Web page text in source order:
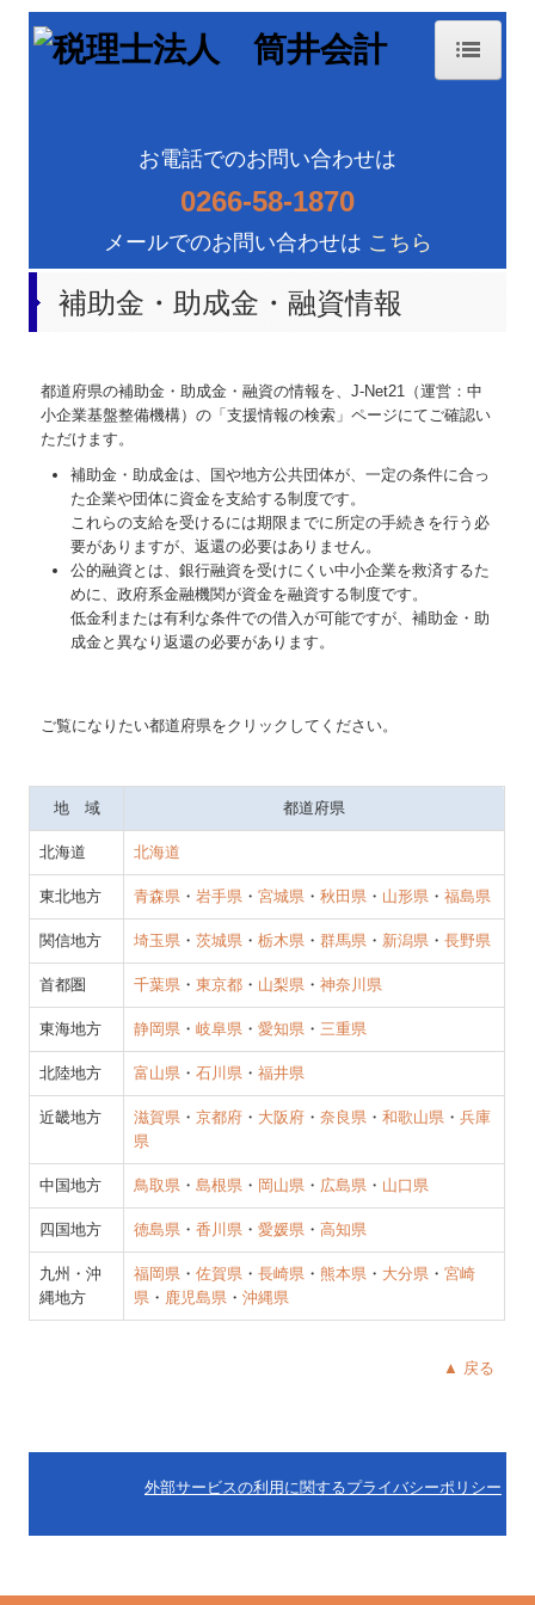
交通案内
業務案内
関連リンク
リンク集
お問合せ
FX4クラウド
補助金・助成金・融資情報
関与先向け融資商品ご紹介
TKCシステムQ&A
経営革新等支援機関とは
お電話でのお問い合わせは
0266-58-1870
メールでのお問い合わせは こちら
補助金・助成金・融資情報
都道府県の補助金・助成金・融資の情報を、J-Net21（運営：中
小企業基盤整備機構）の「支援情報の検索」ページにてご確認い
ただけます。
補助金・助成金は、国や地方公共団体が、一定の条件に合っ
た企業や団体に資金を支給する制度です。
これらの支給を受けるには期限までに所定の手続きを行う必
要がありますが、返還の必要はありません。
公的融資とは、銀行融資を受けにくい中小企業を救済するた
めに、政府系金融機関が資金を融資する制度です。
低金利または有利な条件での借入が可能ですが、補助金・助
成金と異なり返還の必要があります。
ご覧になりたい都道府県をクリックしてください。
地 域 都道府県
北海道 北海道
東北地方 青森県 ・岩手県 ・宮城県 ・秋田県 ・ 山形県 ・福島県
関信地方 埼玉県 ・茨城県 ・栃木県 ・群馬県 ・ 新潟県 ・長野県
首都圏 千葉県 ・東京都 ・ 山梨県 ・神奈川県
東海地方 静岡県 ・岐阜県 ・愛知県 ・三重県
北陸地方 富山県 ・石川県 ・福井県
近畿地方 滋賀県 ・京都府 ・ 大阪府 ・奈良県 ・和歌山県 ・兵庫
県
中国地方 鳥取県 ・島根県 ・ 岡山県 ・ 広島県 ・ 山口県
四国地方 徳島県 ・香川県 ・愛媛県 ・高知県
九州・沖
縄地方
福岡県 ・佐賀県 ・長崎県 ・ 熊本県 ・ 大分県 ・宮崎
県 ・ 鹿児島県 ・沖縄県
▲ 戻る
外部サービスの利用に関するプライバシーポリシー